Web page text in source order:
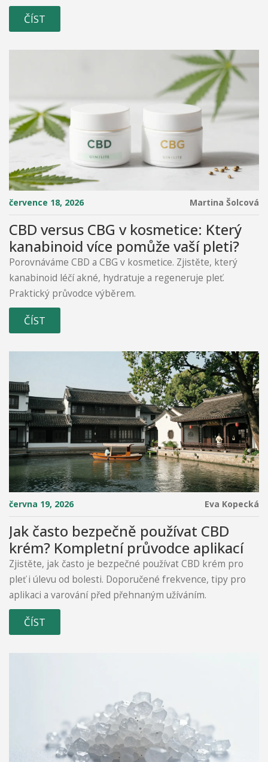
ČÍST
července 18, 2026 Martina Šolcová
CBD versus CBG v kosmetice: Který
kanabinoid více pomůže vaší pleti?
Porovnáváme CBD a CBG v kosmetice. Zjistěte, který
kanabinoid léčí akné, hydratuje a regeneruje pleť.
Praktický průvodce výběrem.
ČÍST
června 19, 2026 Eva Kopecká
Jak často bezpečně používat CBD
krém? Kompletní průvodce aplikací
Zjistěte, jak často je bezpečné používat CBD krém pro
pleť i úlevu od bolesti. Doporučené frekvence, tipy pro
aplikaci a varování před přehnaným užíváním.
ČÍST